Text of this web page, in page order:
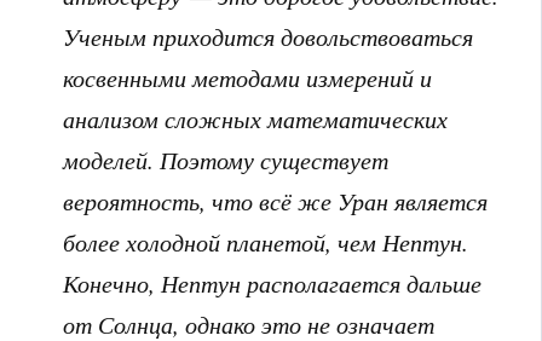
Ученым приходится довольствоваться
косвенными методами измерений и
анализом сложных математических
моделей. Поэтому существует
вероятность, что всё же Уран является
более холодной планетой, чем Нептун.
Конечно, Нептун располагается дальше
от Солнца, однако это не означает